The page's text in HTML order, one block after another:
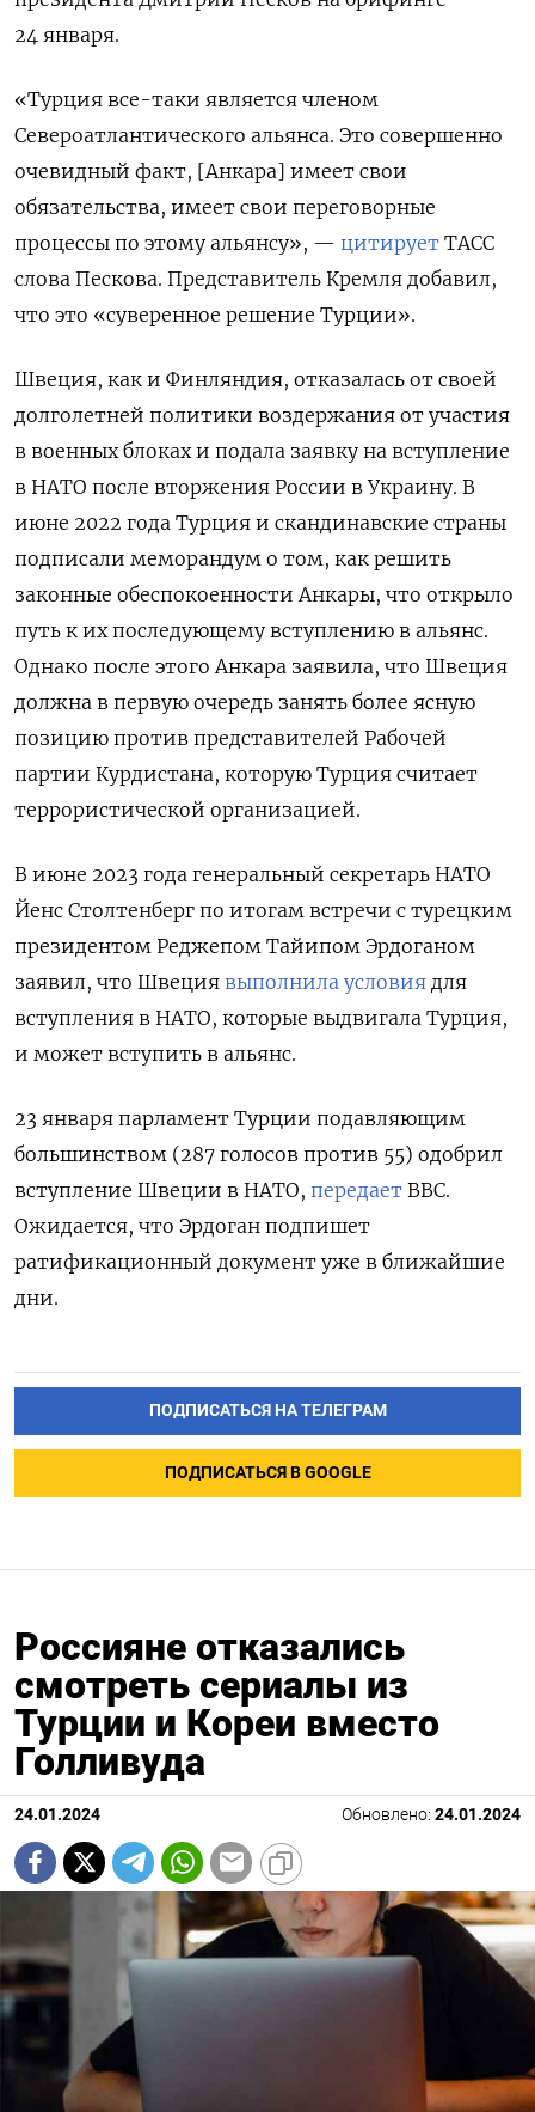
24 января.
«Турция все-таки является членом
Североатлантического альянса. Это совершенно
очевидный факт, [Анкара] имеет свои
обязательства, имеет свои переговорные
процессы по этому альянсу», — цитирует ТАСС
слова Пескова. Представитель Кремля добавил,
что это «суверенное решение Турции».
Швеция, как и Финляндия, отказалась от своей
долголетней политики воздержания от участия
в военных блоках и подала заявку на вступление
в НАТО после вторжения России в Украину. В
июне 2022 года Турция и скандинавские страны
подписали меморандум о том, как решить
законные обеспокоенности Анкары, что открыло
путь к их последующему вступлению в альянс.
Однако после этого Анкара заявила, что Швеция
должна в первую очередь занять более ясную
позицию против представителей Рабочей
партии Курдистана, которую Турция считает
террористической организацией.
В июне 2023 года генеральный секретарь НАТО
Йенс Столтенберг по итогам встречи с турецким
президентом Реджепом Тайипом Эрдоганом
заявил, что Швеция выполнила условия для
вступления в НАТО, которые выдвигала Турция,
и может вступить в альянс.
23 января парламент Турции подавляющим
большинством (287 голосов против 55) одобрил
вступление Швеции в НАТО, передает ВВС.
Ожидается, что Эрдоган подпишет
ратификационный документ уже в ближайшие
дни.
ПОДПИСАТЬСЯ НА ТЕЛЕГРАМ
ПОДПИСАТЬСЯ В GOOGLE
Россияне отказались
смотреть сериалы из
Турции и Кореи вместо
Голливуда
24.01.2024 Обновлено: 24.01.2024